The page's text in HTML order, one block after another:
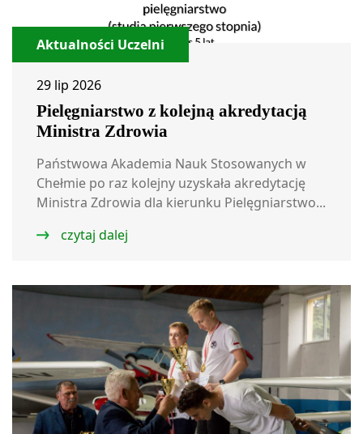
Aktualności Uczelni
29 lip 2026
Pielęgniarstwo z kolejną akredytacją
Ministra Zdrowia
Państwowa Akademia Nauk Stosowanych w
Chełmie po raz kolejny uzyskała akredytację
Ministra Zdrowia dla kierunku Pielęgniarstwo...
czytaj dalej